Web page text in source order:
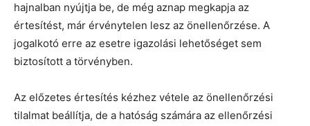
hajnalban nyújtja be, de még aznap megkapja az
értesítést, már érvénytelen lesz az önellenőrzése. A
jogalkotó erre az esetre igazolási lehetőséget sem
biztosított a törvényben.
Az előzetes értesítés kézhez vétele az önellenőrzési
tilalmat beállítja, de a hatóság számára az ellenőrzési